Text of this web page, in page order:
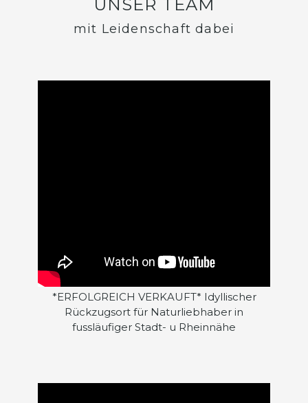
UNSER TEAM
mit Leidenschaft dabei
*ERFOLGREICH VERKAUFT* Idyllischer
Rückzugsort für Naturliebhaber in
fussläufiger Stadt- u Rheinnähe